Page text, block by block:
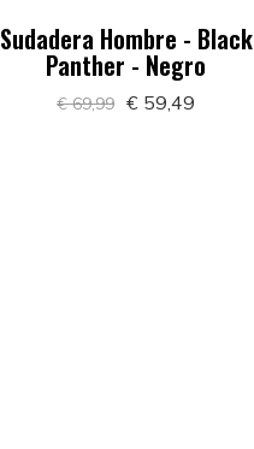
Sudadera Hombre - Black
Panther - Negro
€ 69,99 € 59,49